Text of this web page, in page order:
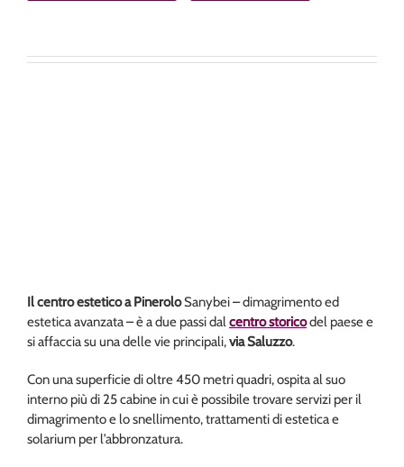
Il centro estetico a PineroloSanybei – dimagrimento ed
estetica avanzata – è a due passi dalcentro storicodel paese e
si affaccia su una delle vie principali,via Saluzzo.
Con una superficie di oltre 450 metri quadri, ospita al suo
interno più di 25 cabine in cui è possibile trovare servizi per il
dimagrimento e lo snellimento, trattamenti di estetica e
solarium per l’abbronzatura.